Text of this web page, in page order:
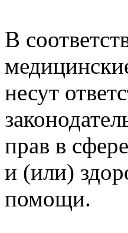
В
несут
прав в
и (или)
помощи.